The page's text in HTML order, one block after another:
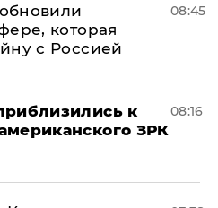
которая
с Россией
08:45
к
ЗРК
08:16